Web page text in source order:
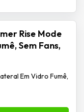
Rise Mode
Sem Fans,
Em Vidro Fumê,